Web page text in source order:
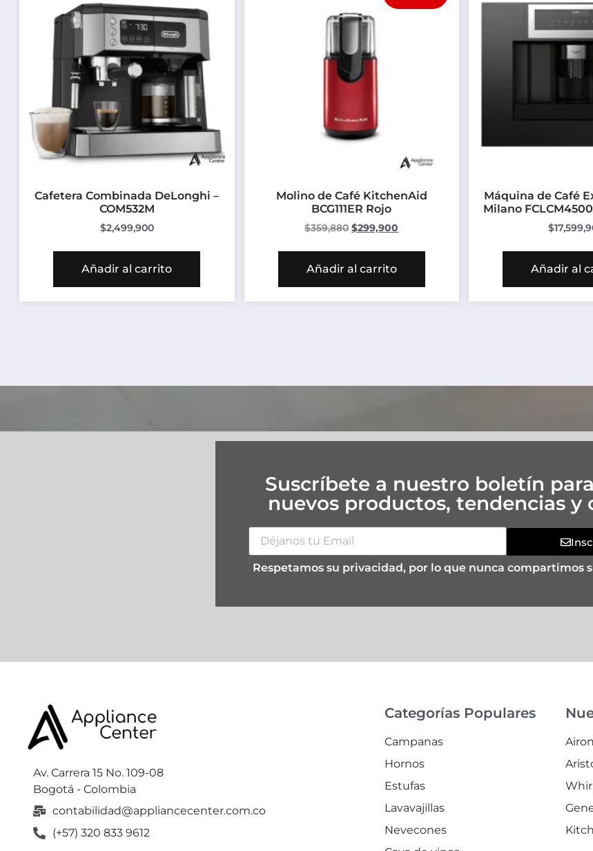
Cafetera Combinada DeLonghi –
COM532M
$2,499,900
Añadir al carrito
Molino de Café KitchenAid
BCG111ER Rojo
$359,880 $299,900
Añadir al carrito
Máquina de Café
Milano
$
Añadir al
Suscríbete a nuestro boletín
nuevos productos, tendencias y
Respetamos su privacidad, por lo que nunca compartimos
Av. Carrera 15 No. 109-08
Bogotá - Colombia
contabilidad@appliancecenter.com.co
(+57) 320 833 9612
Categorías Populares
Campanas
Hornos
Estufas
Lavavajillas
Nevecones
Airon